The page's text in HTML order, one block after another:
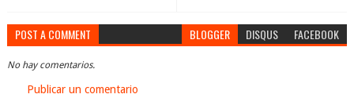
POST A COMMENT BLOGGER DISQUS FACEBOOK
No hay comentarios.
Publicar un comentario